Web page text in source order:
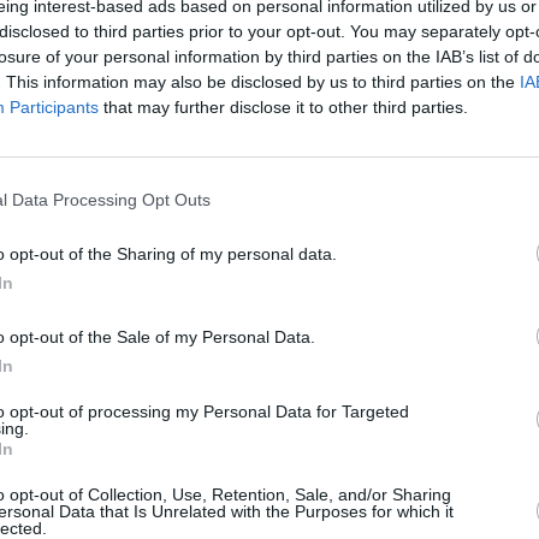
interest-based ads based on personal information utilized by us
to third parties prior to your opt-out. You may separately
of your personal information by third parties on the IAB’s list of
This information may also be disclosed by us to third parties on the
Participants that may further disclose it to other third parties.
Data Processing Opt Outs
opt-out of the Sharing of my personal data.
opt-out of the Sale of my Personal Data.
opt-out of processing my Personal Data for Targeted
opt-out of Collection, Use, Retention, Sale, and/or Sharing
Data that Is Unrelated with the Purposes for which it
dell’Agricoltura, della Sovranità
Lollobrigida, ha espresso la sua
che la società italiana sta
che arrivano nel paese grazie al
che c’è un atteggiamento
immigrati sono considerati cittadini di
concetto incivile che va respinto.
il decreto flussi non dovrebbe avere un
o diminuire, ma piuttosto dovrebbe
mercato del lavoro italiano. In altre
arriva
Voci
7